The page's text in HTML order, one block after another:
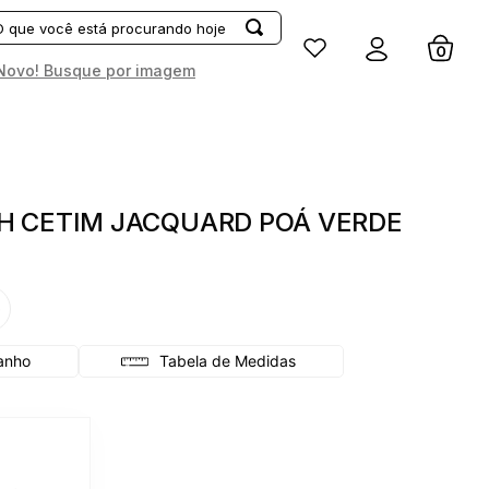
Busque por imagem
Entrar
CETIM JACQUARD POÁ VERDE
Tabela de Medidas